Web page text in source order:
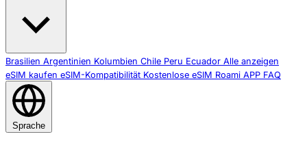
Brasilien Argentinien Kolumbien Chile Peru Ecuador Alle anzeigen
eSIM kaufen eSIM-Kompatibilität Kostenlose eSIM Roami APP FAQ
Sprache